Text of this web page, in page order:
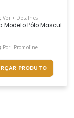
Com
Ver + Detalhes
Modelo Pólo Masculina
Por: Promoline
PRODUTO